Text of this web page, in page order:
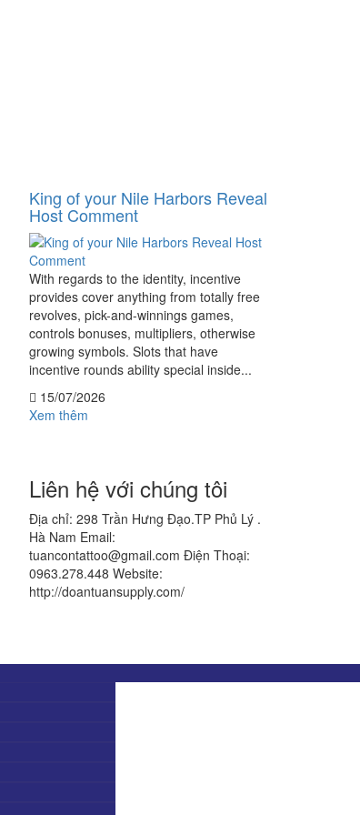
King of your Nile Harbors Reveal
Host Comment
With regards to the identity, incentive
provides cover anything from totally free
revolves, pick-and-winnings games,
controls bonuses, multipliers, otherwise
growing symbols. Slots that have
incentive rounds ability special inside...
15/07/2026
Xem thêm
Liên hệ với chúng tôi
Địa chỉ: 298 Trần Hưng Đạo.TP Phủ Lý .
Hà Nam Email:
tuancontattoo@gmail.com Điện Thoại:
0963.278.448 Website:
http://doantuansupply.com/